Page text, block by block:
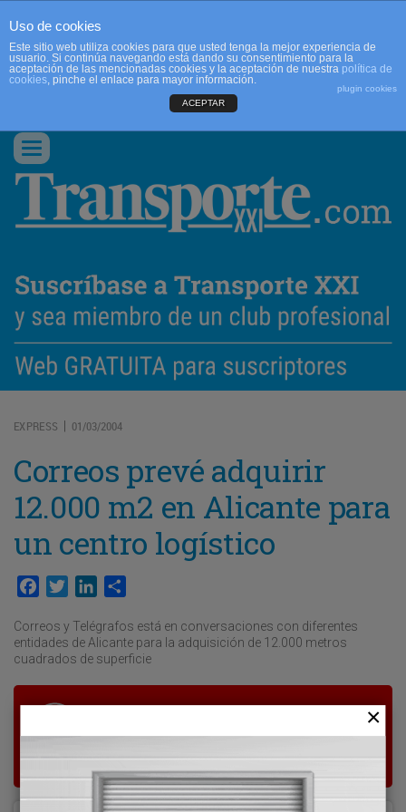
CONTACTO
Conmutar
navegación
EXPRESS | 01/03/2004
Correos prevé adquirir
12.000 m2 en Alicante para
un centro logístico
Facebook
TwitterLinkedIn
Correos y Telégrafos está en conversaciones con diferentes
entidades de Alicante para la adquisición de 12.000 metros
cuadrados de superficie
Para poder seguir leyendo hay que estar
suscrito a Transporte XXI, el periódico
del transporte y la logística en España.
Uso de cookies
Este sitio web utiliza cookies para que usted tenga la mejor experiencia de
usuario. Si continúa navegando está dando su consentimiento para la
aceptación de las mencionadas cookies y la aceptación de nuestra política de
cookies, pinche el enlace para mayor información.
plugin cookies
ACEPTAR